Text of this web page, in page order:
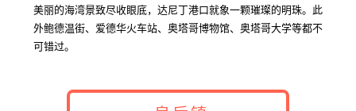
美丽的海湾景致尽收眼底，达尼丁港口就象一颗璀璨的明珠。 此
外鲍德温街、爱德华火车站、奥塔哥博物馆、奥塔哥大学等都不
可错过。